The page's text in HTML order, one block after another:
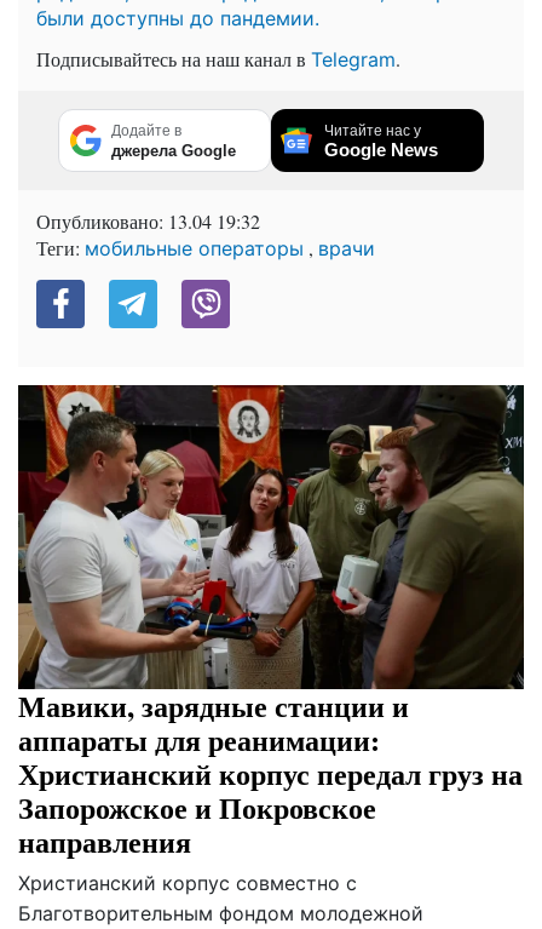
были доступны до пандемии.
Подписывайтесь на наш канал в Telegram.
Додайте в
джерела Google
Читайте нас у
Google News
Опубликовано: 13.04 19:32
Теги: мобильные операторы , врачи
Мавики, зарядные станции и
аппараты для реанимации:
Христианский корпус передал груз на
Запорожское и Покровское
направления
Христианский корпус совместно с
Благотворительным фондом молодежной